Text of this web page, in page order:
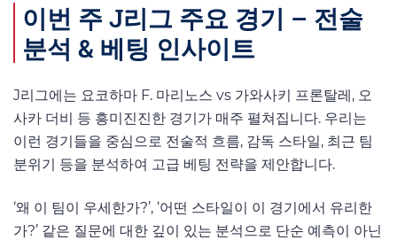
이번 주 J리그 주요 경기 – 전술
분석 & 베팅 인사이트
J리그에는 요코하마 F. 마리노스 vs 가와사키 프론탈레, 오
사카 더비 등 흥미진진한 경기가 매주 펼쳐집니다. 우리는
이런 경기들을 중심으로 전술적 흐름, 감독 스타일, 최근 팀
분위기 등을 분석하여 고급 베팅 전략을 제안합니다.
‘왜 이 팀이 우세한가?’, ‘어떤 스타일이 이 경기에서 유리한
가?’ 같은 질문에 대한 깊이 있는 분석으로 단순 예측이 아닌